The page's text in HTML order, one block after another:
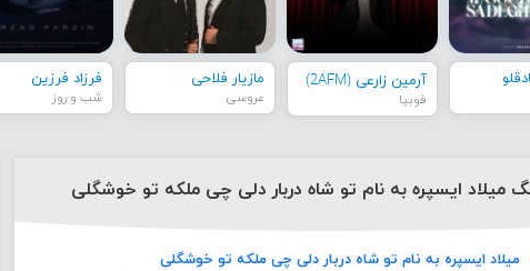
آرمین زارعی (2AFM)
فوبیا
مازیار فلاحی
عروسی
فرزاد فرزین
شب و روز
میلاد ایسپره به نام تو شاه دربار دلی چی ملکه تو خوشگلی
میلاد ایسپره به نام تو شاه دربار دلی چی ملکه تو خوشگلی